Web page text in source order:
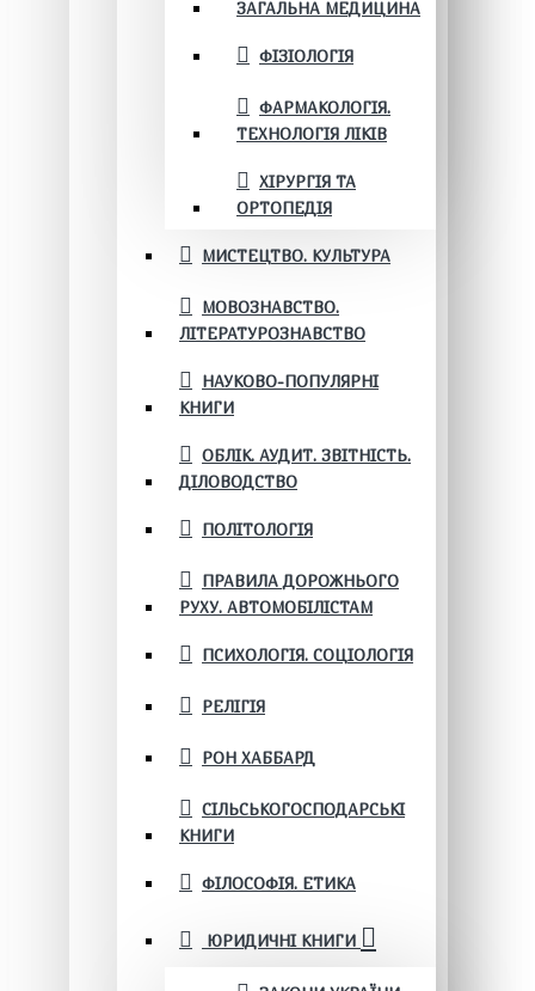
ЗАГАЛЬНА МЕДИЦИНА
ФІЗІОЛОГІЯ
ФАРМАКОЛОГІЯ.
ТЕХНОЛОГІЯ ЛІКІВ
ХІРУРГІЯ ТА
ОРТОПЕДІЯ
МИСТЕЦТВО. КУЛЬТУРА
МОВОЗНАВСТВО.
ЛІТЕРАТУРОЗНАВСТВО
НАУКОВО-ПОПУЛЯРНІ
КНИГИ
ОБЛІК. АУДИТ. ЗВІТНІСТЬ.
ДІЛОВОДСТВО
ПОЛІТОЛОГІЯ
ПРАВИЛА ДОРОЖНЬОГО
РУХУ. АВТОМОБІЛІСТАМ
ПСИХОЛОГІЯ. СОЦІОЛОГІЯ
РЕЛІГІЯ
РОН ХАББАРД
СІЛЬСЬКОГОСПОДАРСЬКІ
КНИГИ
ФІЛОСОФІЯ. ЕТИКА
ЮРИДИЧНІ КНИГИ